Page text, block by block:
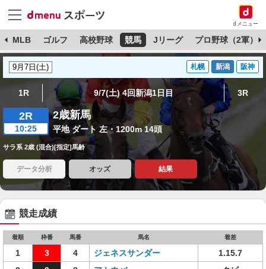
dメニュー
MLB ゴルフ 高校野球 競馬 Jリーグ プロ野球（2軍）
札幌 新潟 阪神
1R 9/7(土) 4回新潟1日目 3R
2R
10:25
2歳新馬
平地 ダート 左・1200m 14頭
サラ系 2歳 (混合)[指定]馬齢
データ分析 オッズ 結果
競走成績
着順 枠番 馬番 馬名 着差
1 3 4 ジェネスサンダー
1.15.7